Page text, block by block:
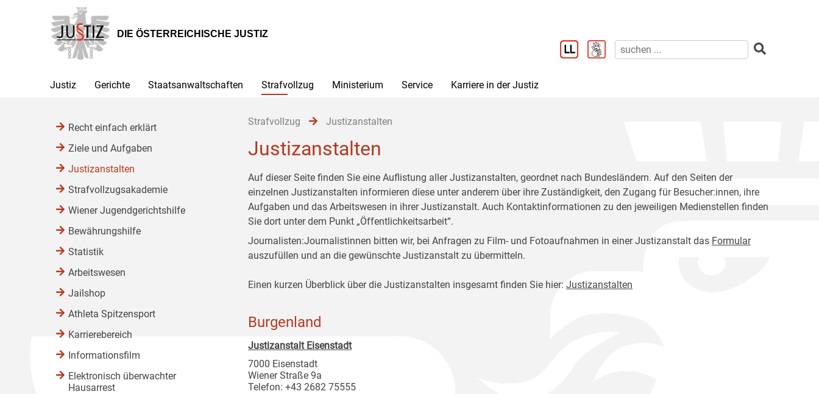
Hauptnavigation
[1]
Inhalt
[2]
Untermenü
[3]
DIE ÖSTERREICHISCHE JUSTIZ
Justiz Gerichte Staatsanwaltschaften Strafvollzug Ministerium Service Karriere in der Justiz
Strafvollzug Justizanstalten
Justizanstalten
Auf dieser Seite finden Sie eine Auflistung aller Justizanstalten, geordnet nach Bundesländern. Auf den Seiten der
einzelnen Justizanstalten informieren diese unter anderem über ihre Zuständigkeit, den Zugang für Besucher:innen, ihre
Aufgaben und das Arbeitswesen in ihrer Justizanstalt. Auch Kontaktinformationen zu den jeweiligen Medienstellen finden
Sie dort unter dem Punkt „Öffentlichkeitsarbeit“.
Journalisten:Journalistinnen bitten wir, bei Anfragen zu Film- und Fotoaufnahmen in einer Justizanstalt das Formular
auszufüllen und an die gewünschte Justizanstalt zu übermitteln.
Einen kurzen Überblick über die Justizanstalten insgesamt finden Sie hier: Justizanstalten
Burgenland
Justizanstalt Eisenstadt
7000 Eisenstadt
Wiener Straße 9a
Telefon: +43 2682 75555
Recht einfach erklärt
Ziele und Aufgaben
Justizanstalten
Strafvollzugsakademie
Wiener Jugendgerichtshilfe
Bewährungshilfe
Statistik
Arbeitswesen
Jailshop
Athleta Spitzensport
Karrierebereich
Informationsfilm
Elektronisch überwachter
Hausarrest